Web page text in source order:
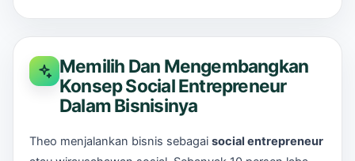
Memilih Dan Mengembangkan
Konsep Social Entrepreneur
Dalam Bisnisinya
Theo menjalankan bisnis sebagai social entrepreneur